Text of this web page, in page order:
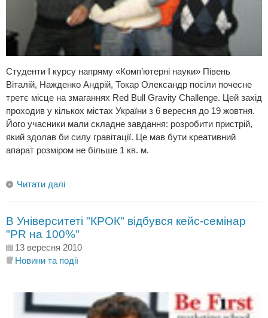
Студенти І курсу напряму «Комп’ютерні науки» Півень
Віталій, Нажденко Андрій, Токар Олександр посіли почесне
третє місце на змаганнях Red Bull Gravity Challenge. Цей захід
проходив у кількох містах України з 6 вересня до 19 жовтня.
Його учасники мали складне завдання: розробити пристрій,
який здолав би силу гравітації. Це мав бути креативний
апарат розміром не більше 1 кв. м.
Читати далі
В Університеті "КРОК" відбувся кейс-семінар
"PR на 100%"
13 вересня 2010
Новини та події